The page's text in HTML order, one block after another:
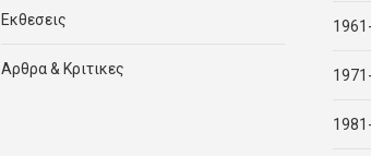
Εκθεσεις
Αρθρα & Κριτικες